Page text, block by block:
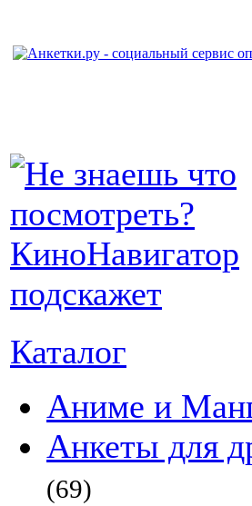
Каталог
Аниме и
Анкеты для
(69)